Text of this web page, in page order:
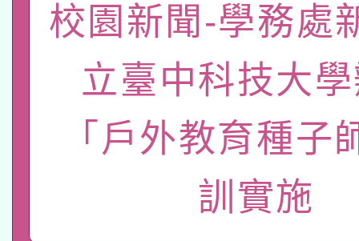
pilot」
有關大陸委員會函釋公
薪期間赴陸應申請許可
轉知經濟部水利署委託
業技術研究院辦理「
用水績優單位及節水達
115年8月22日(星期六
桃園市孔廟祈福系列
開 智慧啟航」
2026年桃園地景藝術
本校115學年度第2次
招甄選結果公告(無人
適應運動共學行動站研
校園新聞-學務處
立臺中科技大
「戶外教育種子
訓實施